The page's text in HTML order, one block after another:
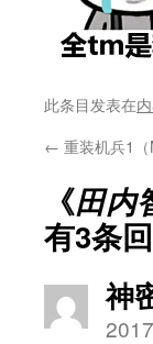
此条目发表在
← 重装机兵1
《田内
有3条
神